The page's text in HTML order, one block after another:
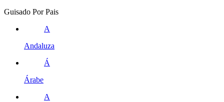
Guisado Por Pais
A
Andaluza
Á
Árabe
A